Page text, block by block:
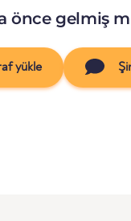
önce gelmiş
yükle